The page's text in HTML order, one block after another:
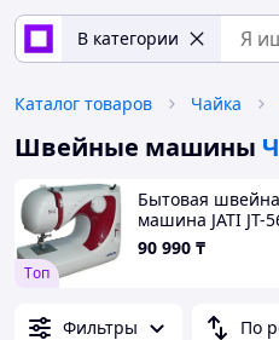
В категории
Каталог товаров Чайка
Швейные машины
Tоп
Бытовая
машина JATI JT-
90 990 ₸
Фильтры По